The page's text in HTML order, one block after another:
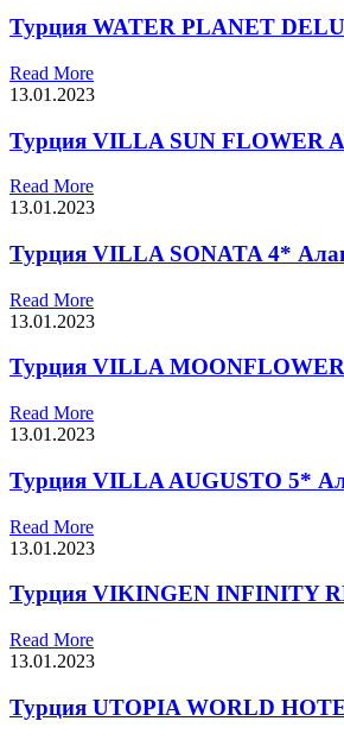
Турция WATER PLANET
Read More
13.01.2023
Турция VILLA SUN FLOWER
Read More
13.01.2023
Турция VILLA SONATA 4*
Read More
13.01.2023
Турция VILLA
Read More
13.01.2023
Турция VILLA AUGUSTO 5*
Read More
13.01.2023
Турция VIKINGEN INFINITY
Read More
13.01.2023
Турция UTOPIA WORLD